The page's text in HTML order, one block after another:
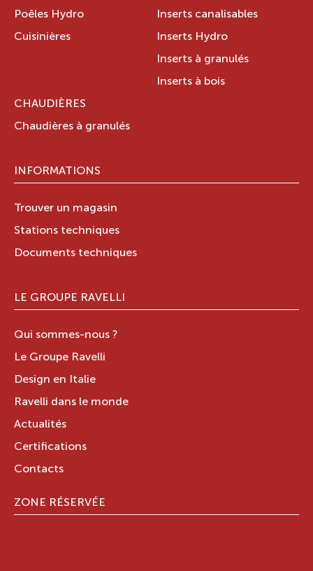
Poêles Hydro
Cuisinières
Inserts canalisables
Inserts Hydro
Inserts à granulés
Inserts à bois
CHAUDIÈRES
Chaudières à granulés
INFORMATIONS
Trouver un magasin
Stations techniques
Documents techniques
LE GROUPE RAVELLI
Qui sommes-nous ?
Le Groupe Ravelli
Design en Italie
Ravelli dans le monde
Actualités
Certifications
Contacts
ZONE RÉSERVÉE